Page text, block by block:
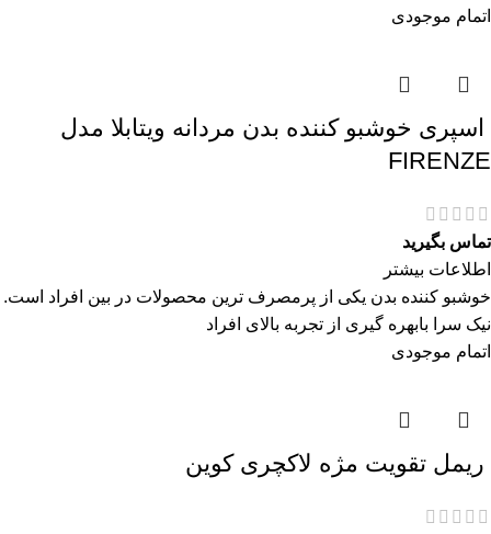
اتمام موجودی
اسپری خوشبو کننده بدن مردانه ویتابلا مدل
FIRENZE
تماس بگیرید
اطلاعات بیشتر
خوشبو کننده بدن یکی از پرمصرف ترین محصولات در بین افراد است.
نیک سرا بابهره گیری از تجربه بالای افراد
اتمام موجودی
ريمل تقويت مژه لاكچری كوين